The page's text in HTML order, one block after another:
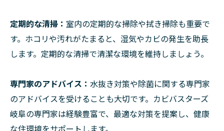
定期的な清掃： 室内の定期的な掃除や拭き掃除も重要で
す。ホコリや汚れがたまると、湿気やカビの発生を助長
します。定期的な清掃で清潔な環境を維持しましょう。
専門家のアドバイス： 水抜き対策や除菌に関する専門家
のアドバイスを受けることも大切です。カビバスターズ
岐阜の専門家は経験豊富で、最適な対策を提案し、健康
な住環境をサポートします。